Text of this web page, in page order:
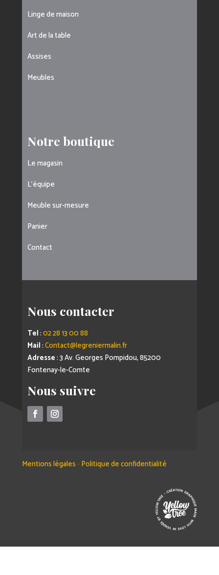
Linge de maison
Art de la table
Assises
Meubles
Notre boutique
Le magasin
L’équipe
Meuble sur-mesure
Panier
Contact
Nous contacter
Tel:02 28 13 00 88
Mail:Contact@legreniermalin.fr
Adresse: 3 Av. Georges Pompidou, 85200
Fontenay-le-Comte
Nous suivre
Mentions légales - Politique de confidentialité